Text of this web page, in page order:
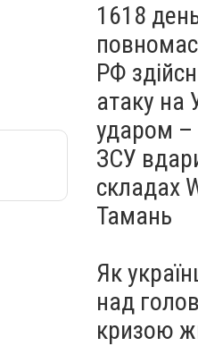
1618
РФ
атаку на
ударом –
ЗСУ
складах
Тамань
Як
над
кризою